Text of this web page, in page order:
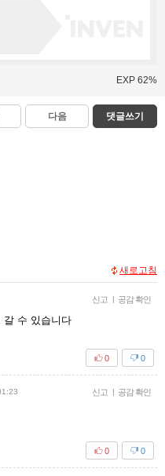
EXP 62%
다음 댓글쓰기
새로고침
신고 | 공감 확인
갈 수 있습니다
0
0
신고 | 공감 확인
0
0